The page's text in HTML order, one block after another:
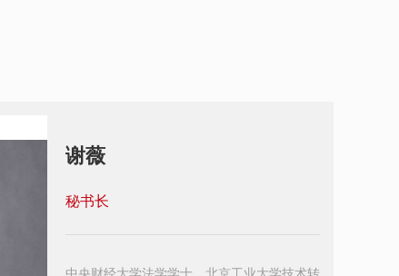
谢薇
秘书长